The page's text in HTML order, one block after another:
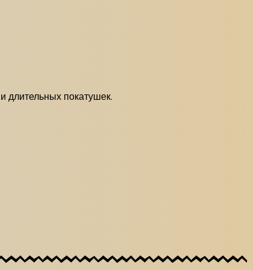
длительных покатушек.